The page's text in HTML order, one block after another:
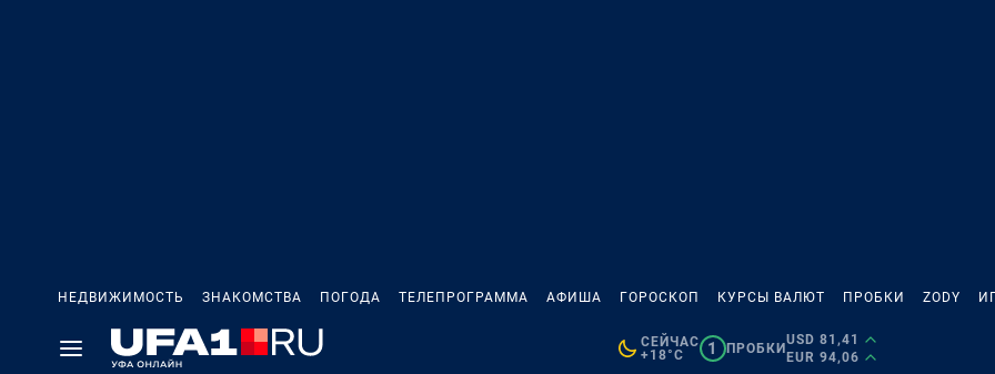
НЕДВИЖИМОСТЬ ЗНАКОМСТВА ПОГОДА ТЕЛЕПРОГРАММА АФИША ГОРОСКОП КУРСЫ ВАЛЮТ ПРОБКИ ZODY
СЕЙЧАС
+18°C
1 ПРОБКИ
USD 81,41
EUR 94,06